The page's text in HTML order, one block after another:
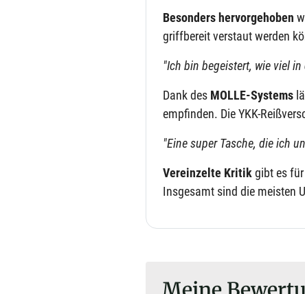
Besonders hervorgehoben
griffbereit verstaut werden
"Ich bin begeistert, wie viel
Dank des MOLLE-Systems
empfinden. Die YKK-
"Eine super Tasche, die ich
Vereinzelte Kritikgibt es
Insgesamt sind die meisten